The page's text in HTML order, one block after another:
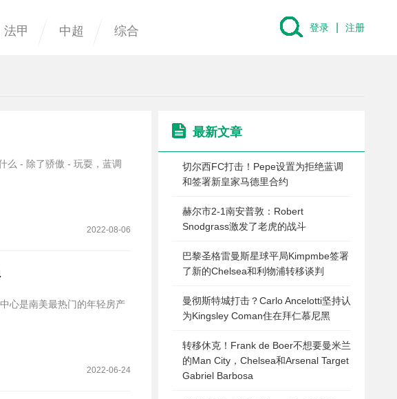
法甲 中超 综合 登录 注册
么 - 除了骄傲 - 玩耍，蓝调
2022-08-06
心是南美最热门的年轻房产
2022-06-24
最新文章
切尔西FC打击！Pepe设置为拒绝蓝调
和签署新皇家马德里合约
赫尔市2-1南安普敦：Robert
Snodgrass激发了老虎的战斗
巴黎圣格雷曼斯星球平局Kimpmbe签署
了新的Chelsea和利物浦转移谈判
曼彻斯特城打击？Carlo Ancelotti坚持认
为Kingsley Coman住在拜仁慕尼黑
转移休克！Frank de Boer不想要曼米兰
的Man City，Chelsea和Arsenal Target
Gabriel Barbosa